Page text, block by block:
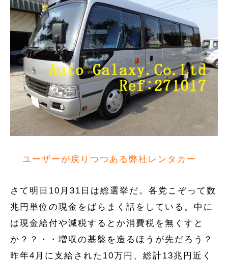
ユーザーが戻りつつある弊社レンタカー
さて明日10月31日は総選挙だ。各党こぞって数
兆円単位の現金をばらまく話をしている。中に
は現金給付や減税するとか消費税を無くすと
か？？・・増収の基盤を造るほうが先だろう？
昨年4月に支給された10万円、総計13兆円近く